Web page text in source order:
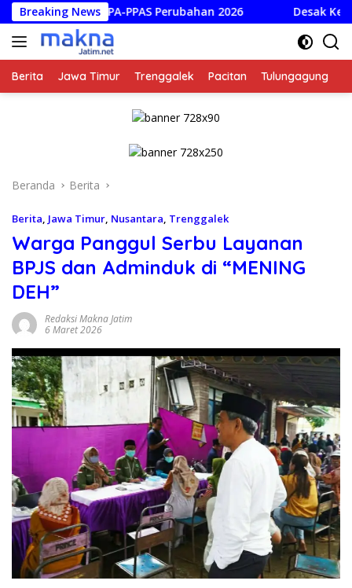
Langsung
ke
konten
Breaking News
KUPA-PPAS Perubahan 2026 Desak Kepastian
Berita Jawa Timur Trenggalek Pacitan Tulungagung
Beranda Berita
Berita Jawa Timur Nusantara Trenggalek
Warga Panggul Serbu Layanan
BPJS dan Adminduk di “MENING
DEH”
Redaksi Makna Jatim
6 Maret 2026